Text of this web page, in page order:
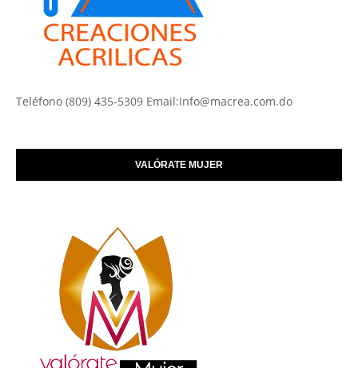
Teléfono (809) 435-5309 Email:Info@macrea.com.do
VALÓRATE MUJER